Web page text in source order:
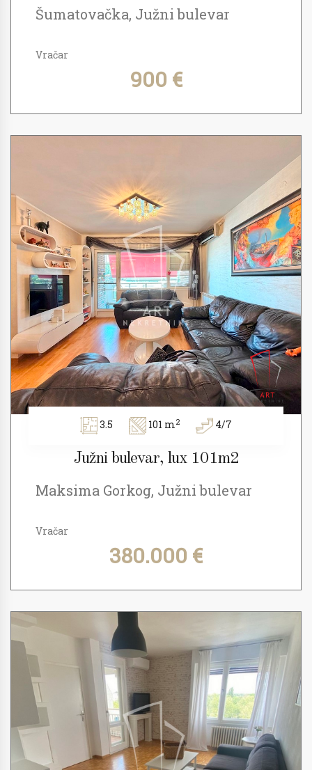
Šumatovačka, Južni bulevar
Vračar
900 €
3.5 101 m2 4/7
Južni bulevar, lux 101m2
Maksima Gorkog, Južni bulevar
Vračar
380.000 €